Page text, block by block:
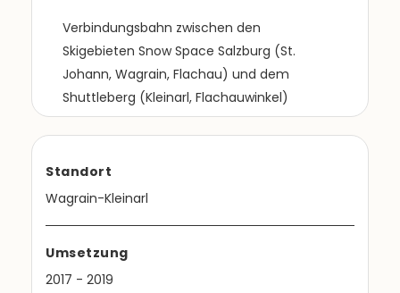
Verbindungsbahn zwischen den
Skigebieten Snow Space Salzburg (St.
Johann, Wagrain, Flachau) und dem
Shuttleberg (Kleinarl, Flachauwinkel)
Standort
Wagrain-Kleinarl
Umsetzung
2017 - 2019